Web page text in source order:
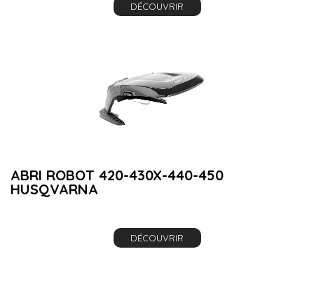
DÉCOUVRIR
ABRI ROBOT 420-430X-440-450
HUSQVARNA
DÉCOUVRIR